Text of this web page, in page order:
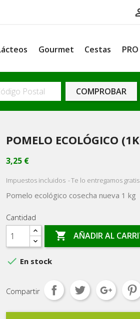
Gourmet Cestas PRO
COMPROBAR
POMELO ECOLÓGICO
3,25 €
Impuestos incluidos Te lo entregamos
Pomelo ecológico cosecha nueva 1 kg
Cantidad
 AÑADIR AL
 En stock
Compartir